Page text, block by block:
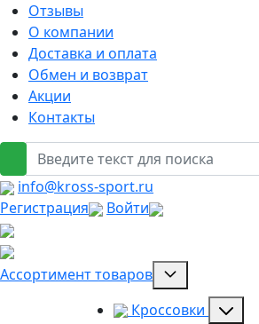
Отзывы
О компании
Доставка и оплата
Обмен и возврат
Акции
Контакты
info@kross-sport.ru
Регистрация
Войти
Ассортимент товаров
Кроссовки